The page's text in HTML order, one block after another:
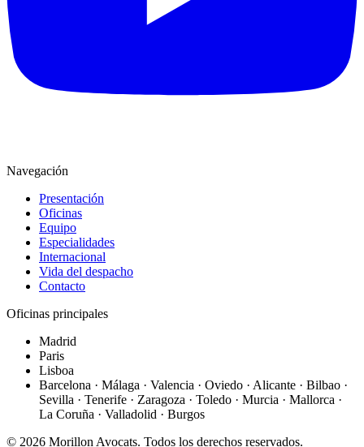
Navegación
Presentación
Oficinas
Equipo
Especialidades
Internacional
Vida del despacho
Contacto
Oficinas principales
Madrid
Paris
Lisboa
Barcelona · Málaga · Valencia · Oviedo · Alicante · Bilbao ·
Sevilla · Tenerife · Zaragoza · Toledo · Murcia · Mallorca ·
La Coruña · Valladolid · Burgos
© 2026 Morillon Avocats. Todos los derechos reservados.